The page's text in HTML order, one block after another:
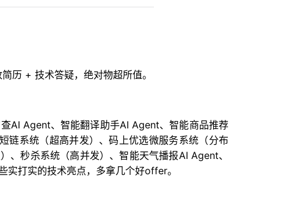
历 + 技术答疑，绝对物超所值。
AI Agent、智能翻译助手AI Agent、智能商品推荐
链系统（超高并发）、码上优选微服务系统（分布
、秒杀系统（高并发）、智能天气播报AI Agent、
实打实的技术亮点，多拿几个好offer。